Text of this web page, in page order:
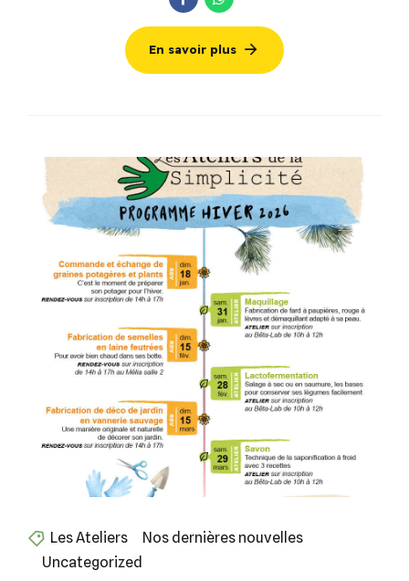
En savoir plus
Les Ateliers
Nos dernières nouvelles
Uncategorized